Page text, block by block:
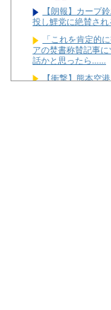
【朗報】カープ
投し鯉党に絶賛され
「これを肯定的
アの焚書称賛記事
話かと思ったら……
【衝撃】熊本空